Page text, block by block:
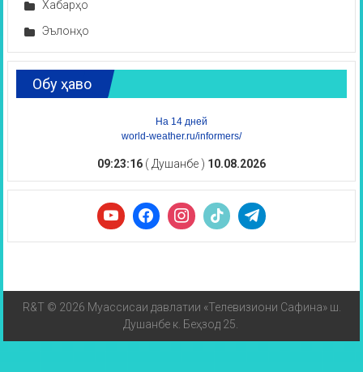
Хабарҳо
Эълонҳо
Обу ҳаво
На 14 дней
world-weather.ru/informers/
09:23:16 ( Душанбе ) 10.08.2026
R&T © 2026 Муассисаи давлатии «Телевизиони Сафина» ш.
Душанбе к. Беҳзод 25.